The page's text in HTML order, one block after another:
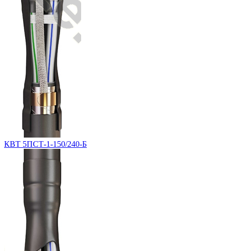
КВТ 5ПСТ-1-150/240-Б